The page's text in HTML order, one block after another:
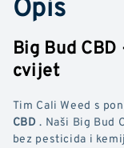
Big Bud
cvijet
Tim Cali Weed s
CBD. Naši Big Bud
bez pesticida i